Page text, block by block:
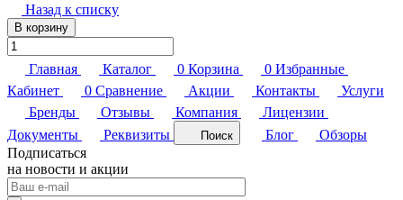
Назад к списку
В корзину
Главная Каталог 0 Корзина 0 Избранные
Кабинет
0 Сравнение Акции Контакты
Услуги
Бренды
Отзывы Компания
Лицензии
Документы
Реквизиты Поиск Блог
Обзоры
Подписаться
на новости и акции